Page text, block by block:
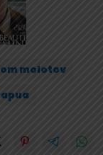
molotov